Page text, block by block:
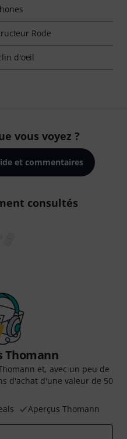
Rode
d'oeil
vous voyez ?
et commentaires
consultés
Thomann
et, avec un peu de
d'achat d'une valeur de 50
Aperçus Thomann